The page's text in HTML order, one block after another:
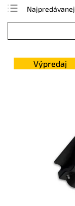
Najlacnejšie
Najdrahšie
Abecedne
Výpredaj